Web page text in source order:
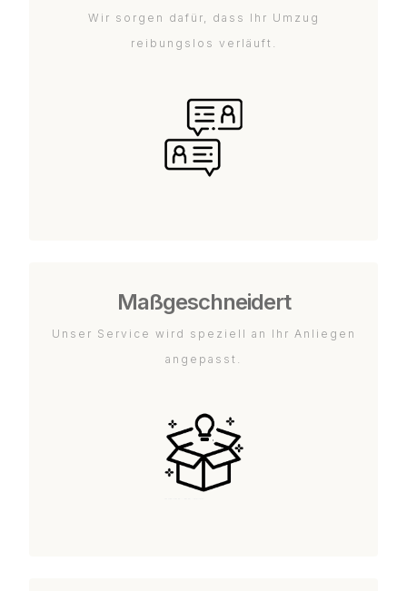
Wir sorgen dafür, dass Ihr Umzug
reibungslos verläuft.
Maßgeschneidert
Unser Service wird speziell an Ihr Anliegen
angepasst.